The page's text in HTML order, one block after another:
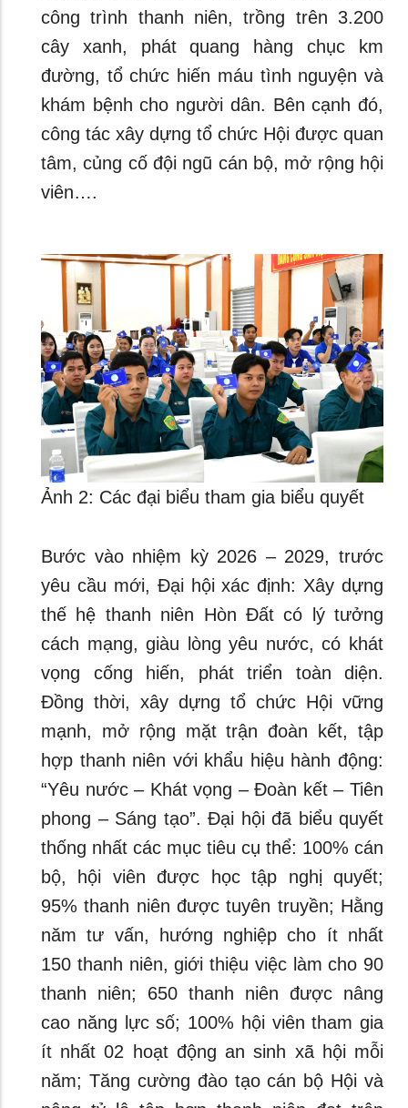
công trình thanh niên, trồng trên 3.200
cây xanh, phát quang hàng chục km
đường, tổ chức hiến máu tình nguyện và
khám bệnh cho người dân. Bên cạnh đó,
công tác xây dựng tổ chức Hội được quan
tâm, củng cố đội ngũ cán bộ, mở rộng hội
viên….
Ảnh 2: Các đại biểu tham gia biểu quyết
Bước vào nhiệm kỳ 2026 – 2029, trước
yêu cầu mới, Đại hội xác định: Xây dựng
thế hệ thanh niên Hòn Đất có lý tưởng
cách mạng, giàu lòng yêu nước, có khát
vọng cống hiến, phát triển toàn diện.
Đồng thời, xây dựng tổ chức Hội vững
mạnh, mở rộng mặt trận đoàn kết, tập
hợp thanh niên với khẩu hiệu hành động:
“Yêu nước – Khát vọng – Đoàn kết – Tiên
phong – Sáng tạo”. Đại hội đã biểu quyết
thống nhất các mục tiêu cụ thể: 100% cán
bộ, hội viên được học tập nghị quyết;
95% thanh niên được tuyên truyền; Hằng
năm tư vấn, hướng nghiệp cho ít nhất
150 thanh niên, giới thiệu việc làm cho 90
thanh niên; 650 thanh niên được nâng
cao năng lực số; 100% hội viên tham gia
ít nhất 02 hoạt động an sinh xã hội mỗi
năm; Tăng cường đào tạo cán bộ Hội và